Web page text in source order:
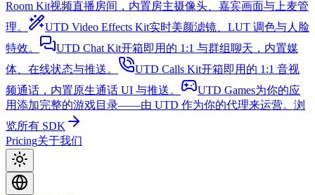
Room Kit视频直播房间，内置房主摄像头、嘉宾画面与上麦管
理。
UTD Video Effects Kit实时美颜滤镜、LUT 调色与人脸
特效。
UTD Chat Kit开箱即用的 1:1 与群组聊天，内置媒
体、在线状态与推送。
UTD Calls Kit开箱即用的 1:1 音视
频通话，内置原生通话 UI 与推送。
UTD Games为你的应
用添加完整的游戏目录——由 UTD 作为你的代理来运营。 浏
览所有 SDK
Pricing关于我们